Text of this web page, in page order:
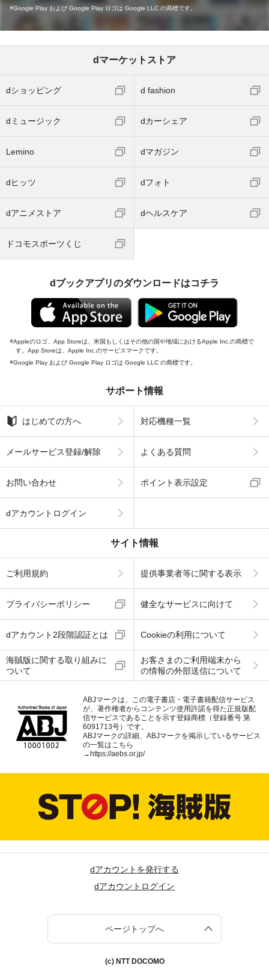
Google Play および Google Play ロゴは Google LLC の商標です。
dマーケットストア
dショッピング d fashion
dミュージック dカーシェア
Lemino dマガジン
dヒッツ dフォト
dアニメストア dヘルスケア
ドコモスポーツくじ
dブックアプリのダウンロードはコチラ
Appleのロゴ、App Storeは、米国もしくはその他の国や地域におけるApple Inc.の商標で
す。App Storeは、Apple Inc.のサービスマークです。
Google Play および Google Play ロゴは Google LLC の商標です。
サポート情報
はじめての方へ 対応機種一覧
メールサービス登録/解除 よくある質問
お問い合わせ ポイント表示設定
dアカウントログイン
サイト情報
ご利用規約 提供事業者等に関する表示
プライバシーポリシー 健全なサービスに向けて
dアカウント2段階認証とは Cookieの利用について
海賊版に関する取り組みに
ついて
お客さまのご利用端末から
の情報の外部送信について
ABJマークは、この電子書店・電子書籍配信サービス
が、著作権者からコンテンツ使用許諾を得た正規版配
信サービスであることを示す登録商標（登録番号 第
6091713号）です。
ABJマークの詳細、ABJマークを掲示しているサービス
の一覧はこちら
→ https://aebs.or.jp/
dアカウントを発行する
dアカウントログイン
ページトップへ
(c) NTT DOCOMO